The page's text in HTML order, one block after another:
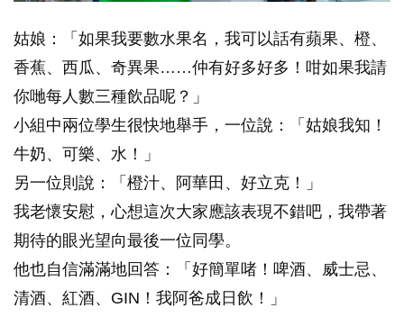
姑娘：「如果我要數水果名，我可以話有蘋果、橙、
香蕉、西瓜、奇異果……仲有好多好多！咁如果我請
你哋每人數三種飲品呢？」
小組中兩位學生很快地舉手，一位說：「姑娘我知！
牛奶、可樂、水！」
另一位則說：「橙汁、阿華田、好立克！」
我老懷安慰，心想這次大家應該表現不錯吧，我帶著
期待的眼光望向最後一位同學。
他也自信滿滿地回答：「好簡單啫！啤酒、威士忌、
清酒、紅酒、GIN！我阿爸成日飲！」